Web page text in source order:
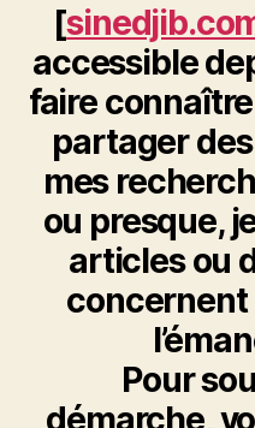
[
accessible
faire
partager
mes
ou presque,
articles ou
concernent
Pour
démarche,